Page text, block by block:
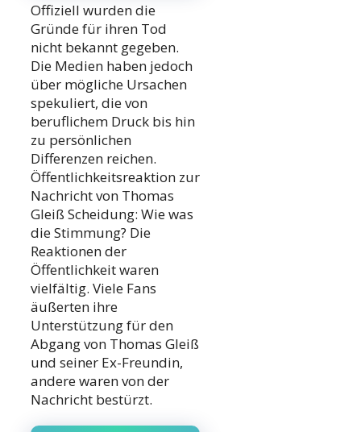
Offiziell wurden die
Gründe für ihren Tod
nicht bekannt gegeben.
Die Medien haben jedoch
über mögliche Ursachen
spekuliert, die von
beruflichem Druck bis hin
zu persönlichen
Differenzen reichen.
Öffentlichkeitsreaktion zur
Nachricht von Thomas
Gleiß Scheidung: Wie was
die Stimmung? Die
Reaktionen der
Öffentlichkeit waren
vielfältig. Viele Fans
äußerten ihre
Unterstützung für den
Abgang von Thomas Gleiß
und seiner Ex-Freundin,
andere waren von der
Nachricht bestürzt.